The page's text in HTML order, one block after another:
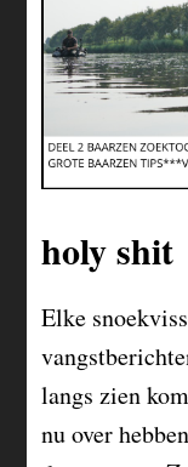
holy shit
Elke
langs zien
nu over